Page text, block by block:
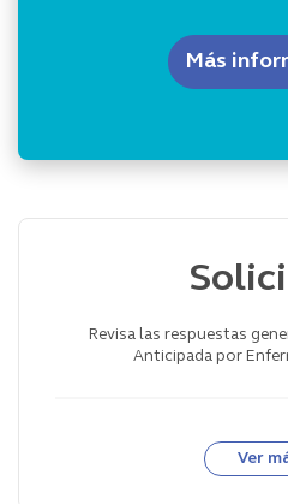
Más
Revisa las respuestas
Anticipada por
Ver